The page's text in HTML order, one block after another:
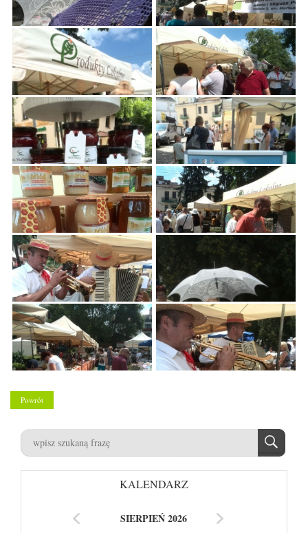
Powrót
KALENDARZ
SIERPIEŃ 2026